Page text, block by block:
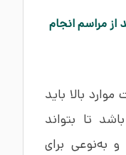
از مراسم انجام
بالا باید
تا بتواند
به‌نوعی برای